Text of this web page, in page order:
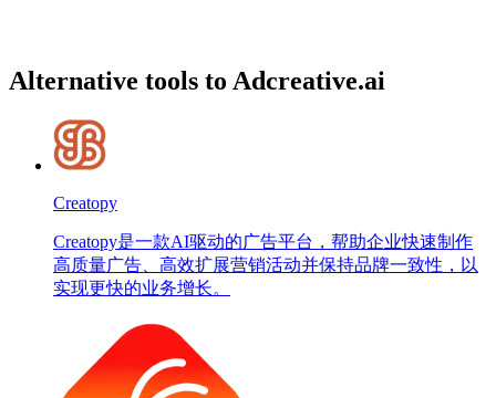
Alternative tools to Adcreative.ai
Creatopy
Creatopy是一款AI驱动的广告平台，帮助企业快速制作
高质量广告、高效扩展营销活动并保持品牌一致性，以
实现更快的业务增长。